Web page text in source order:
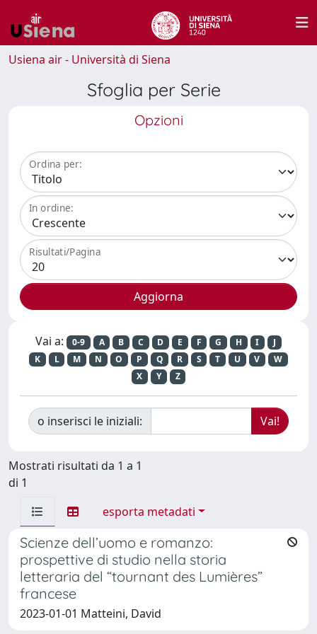
Usiena air - Università di Siena
Sfoglia per Serie
Opzioni
Ordina per:
In ordine:
Risultati/Pagina
Vai a: 0-9 A B C D E F G H I
J
K
L M N O P Q R S T U V
W
X
Y Z
o inserisci le iniziali:
Mostrati risultati da 1 a 1
di 1
esporta metadati
Scienze dell’uomo e romanzo:
prospettive di studio nella storia
letteraria del “tournant des Lumières”
francese
2023-01-01 Matteini, David